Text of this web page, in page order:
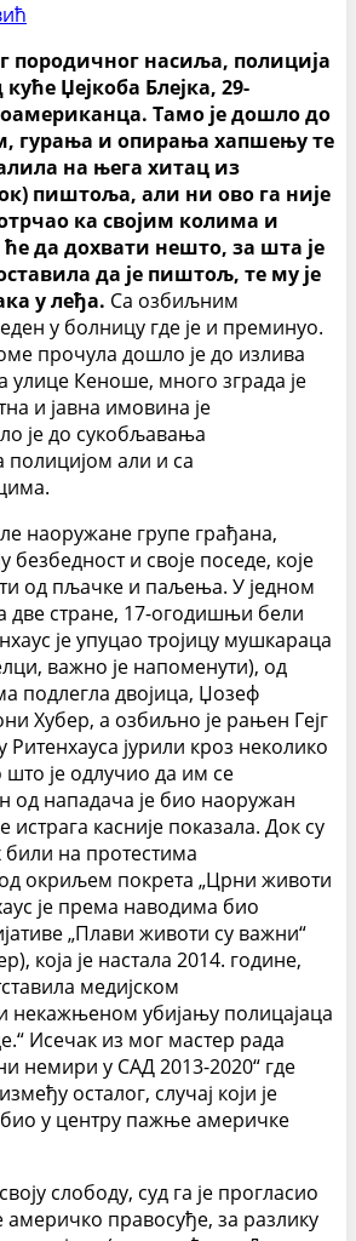
породичног насиља, полиција
Џејкоба Блејка, 29-
Тамо је дошло до
гурања и опирања хапшењу те
на њега хитац из
пиштоља, али ни ово га није
ка својим колима и
ће да дохвати нешто, за шта је
да је пиштољ, те му је
у леђа. Са озбиљним
у болницу где је и преминуо.
прочула дошло је до излива
улице Кеноше, много зграда је
и јавна имовина је
је до сукобљавања
полицијом али и са
наоружане групе грађана,
безбедност и своје поседе, које
од пљачке и паљења. У једном
две стране, 17-огодишњи бели
је упуцао тројицу мушкараца
важно је напоменути), од
подлегла двојица, Џозеф
Хубер, а озбиљно је рањен Гејг
Ритенхауса јурили кроз неколико
је одлучио да им се
од нападача је био наоружан
касније показала. Док су
били на протестима
окриљем покрета „Црни животи
је према наводима био
„Плави животи су важни“
која је настала 2014. године,
медијском
некажњеном убијању полицајаца
Исечак из мог мастер рада
немири у САД 2013-2020“ где
осталог, случај који је
у центру пажње америчке
слободу, суд га је прогласио
америчко правосуђе, за разлику